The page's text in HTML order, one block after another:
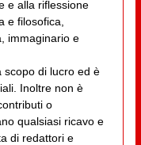
e alla riflessione
e filosofica,
immaginario e
scopo di lucro ed è
Inoltre non è
o
qualsiasi ricavo e
di redattori e